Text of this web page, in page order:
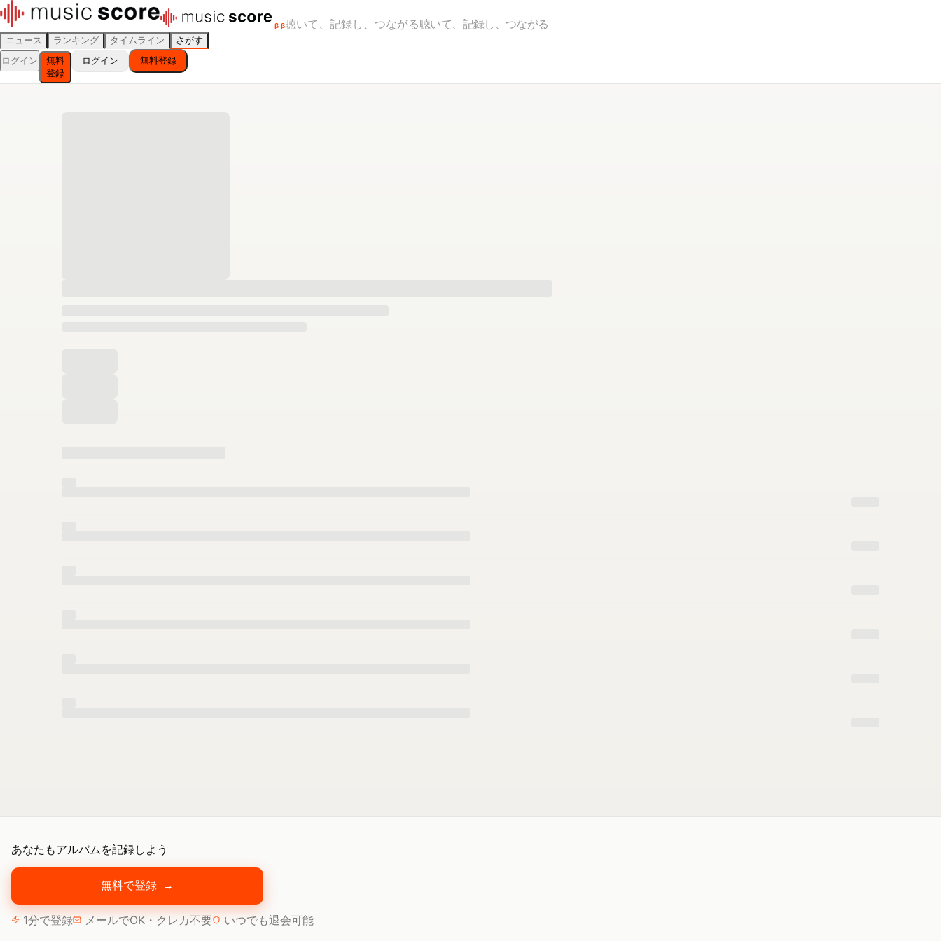
β β聴いて、記録し、つながる聴いて、記録し、つながる
ニュース ランキング タイムライン
さがす
ログイン
無料
登録
ログイン 無料登録
あなたもアルバムを記録しよう
無料で登録 →
1分で登録 メールでOK・クレカ不要 いつでも退会可能